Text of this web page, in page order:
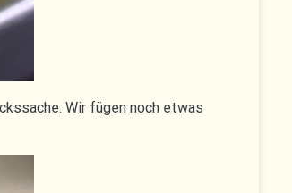
Wir fügen noch etwas